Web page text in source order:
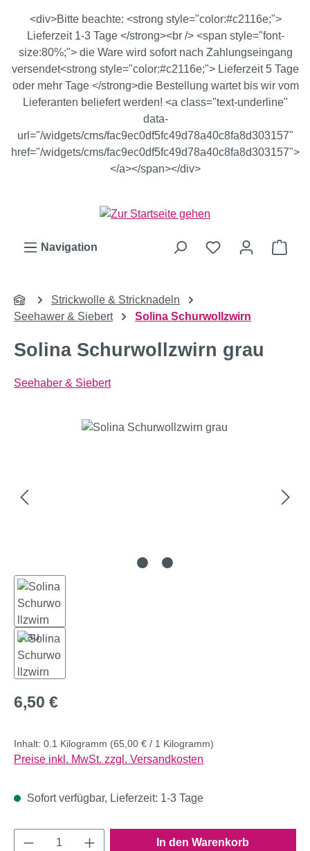
Zum Hauptinhalt springen
<div>Bitte beachte: <strong style="color:#c2116e;">
Lieferzeit 1-3 Tage </strong><br /> <span style="font-
size:80%;"> die Ware wird sofort nach Zahlungseingang
versendet<strong style="color:#c2116e;"> Lieferzeit 5 Tage
oder mehr Tage </strong>die Bestellung wartet bis wir vom
Lieferanten beliefert werden! <a class="text-underline"
data-
url="/widgets/cms/fac9ec0df5fc49d78a40c8fa8d303157"
href="/widgets/cms/fac9ec0df5fc49d78a40c8fa8d303157">
</a></span></div>
Navigation
Strickwolle & Stricknadeln
Seehawer & Siebert
Solina Schurwollzwirn
Solina Schurwollzwirn grau
Seehaber & Siebert
Bildergalerie überspringen
Regulärer Preis:
6,50 €
Inhalt: 0.1 Kilogramm (65,00 € / 1 Kilogramm)
Preise inkl. MwSt. zzgl. Versandkosten
Sofort verfügbar, Lieferzeit: 1-3 Tage
Produkt Anzahl: Gib den gewünschten
In den Warenkorb